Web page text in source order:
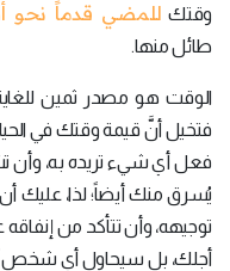
وقتك للمضي قدماً نحو
طائل منها.
الوقت هو مصدر ثمين
فتخيل أنَّ قيمة وقتك في
فعل أي شيء تريده به، وأن
يُسرق منك أيضاً؛ لذا، عليك
توجيهه، وأن تتأكد من
أجلك، بل سيحاول أي شخص